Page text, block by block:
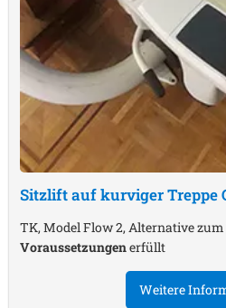
Sitzlift auf kurviger Treppe
TK, Model Flow 2, Alternative zum
Voraussetzungenerfüllt
Weitere